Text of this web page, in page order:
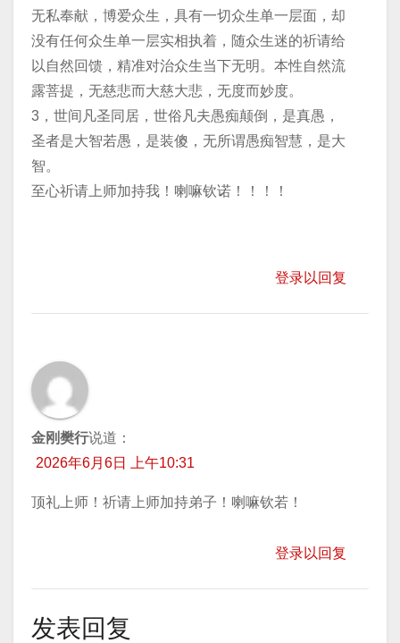
无私奉献，博爱众生，具有一切众生单一层面，却
没有任何众生单一层实相执着，随众生迷的祈请给
以自然回馈，精准对治众生当下无明。本性自然流
露菩提，无慈悲而大慈大悲，无度而妙度。
3，世间凡圣同居，世俗凡夫愚痴颠倒，是真愚，
圣者是大智若愚，是装傻，无所谓愚痴智慧，是大
智。
至心祈请上师加持我！喇嘛钦诺！！！！
登录以回复
金刚樊行说道：
2026年6月6日 上午10:31
顶礼上师！祈请上师加持弟子！喇嘛钦若！
登录以回复
发表回复